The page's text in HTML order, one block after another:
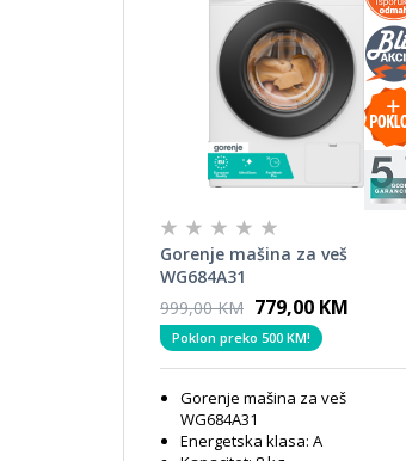
Gorenje mašina za veš
WG684A31
999,00 KM 779,00 KM
Poklon preko 500 KM!
Gorenje mašina za veš
WG684A31
Energetska klasa: A